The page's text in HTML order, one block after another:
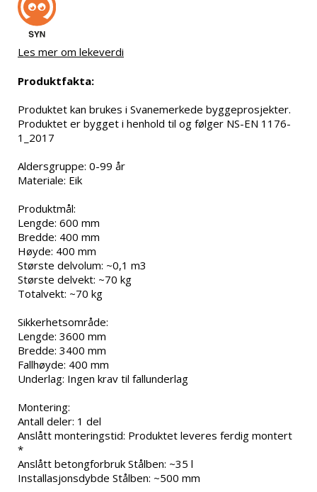
Les mer om lekeverdi
Produktfakta:
Produktet kan brukes i Svanemerkede byggeprosjekter.
Produktet er bygget i henhold til og følger NS-EN 1176-
1_2017
Aldersgruppe: 0-99 år
Materiale: Eik
Produktmål:
Lengde: 600 mm
Bredde: 400 mm
Høyde: 400 mm
Største delvolum: ~0,1 m3
Største delvekt: ~70 kg
Totalvekt: ~70 kg
Sikkerhetsområde:
Lengde: 3600 mm
Bredde: 3400 mm
Fallhøyde: 400 mm
Underlag: Ingen krav til fallunderlag
Montering:
Antall deler: 1 del
Anslått monteringstid: Produktet leveres ferdig montert
*
Anslått betongforbruk Stålben: ~35 l
Installasjonsdybde Stålben: ~500 mm